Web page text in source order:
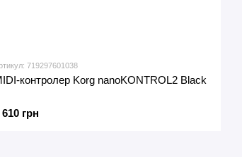
719297601038
контролер Korg nanoKONTROL2 Black
610 грн